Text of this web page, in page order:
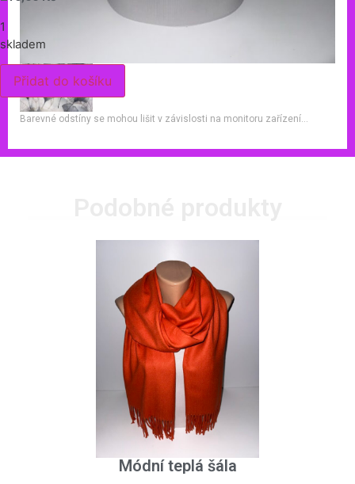
Barevné odstíny se mohou lišit v závislosti na monitoru zařízení…
1
skladem
Přidat do košíku
Módní teplá šála